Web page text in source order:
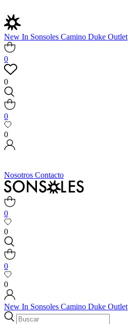
New In Sonsoles Camino Duke Outlet
0
0
0
0
Nosotros Contacto
0
0
0
0
New In Sonsoles Camino Duke Outlet